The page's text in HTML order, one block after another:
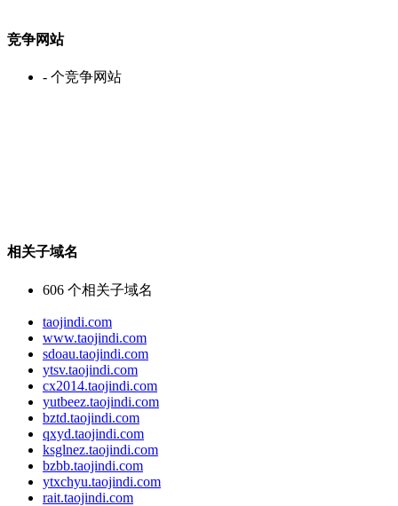
竞争网站
- 个竞争网站
相关子域名
606 个相关子域名
taojindi.com
www.taojindi.com
sdoau.taojindi.com
ytsv.taojindi.com
cx2014.taojindi.com
yutbeez.taojindi.com
bztd.taojindi.com
qxyd.taojindi.com
ksglnez.taojindi.com
bzbb.taojindi.com
ytxchyu.taojindi.com
rait.taojindi.com